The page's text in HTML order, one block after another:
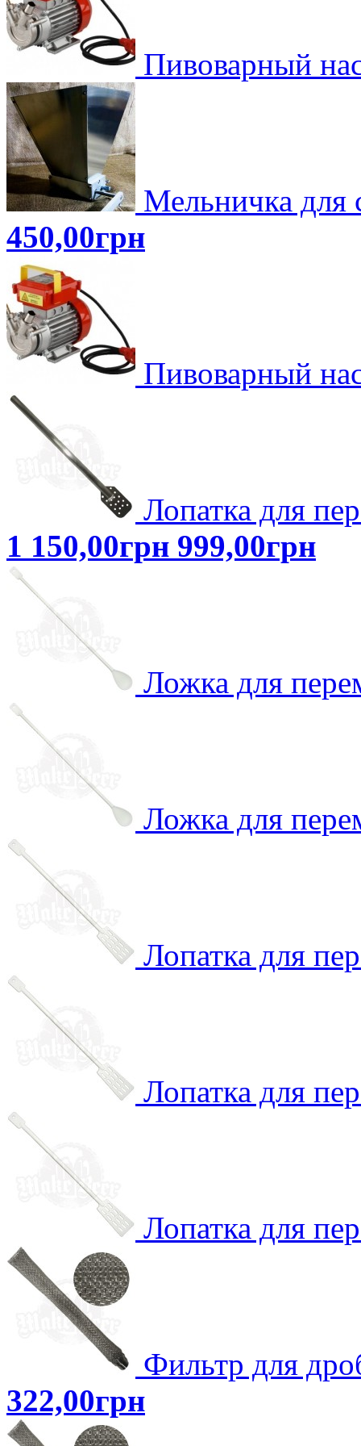
Пивоварный
Мельничка для
450,00грн
Пивоварный
Лопатка для
1 150,00грн 999,00грн
Ложка для
Ложка для
Лопатка для
Лопатка для
Лопатка для
Фильтр для
322,00грн